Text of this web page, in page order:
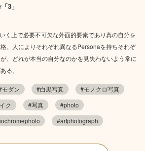
3」
く上で必要不可欠な外面的要素であり真の自分を
。人によりそれぞれ異なるPersonaを持ちそれぞ
、どれが本当の自分なのかを見失わないよう常に
る。
モダン #白黒写真
#モノクロ写真
ク #写真
#photo
#artphotograph